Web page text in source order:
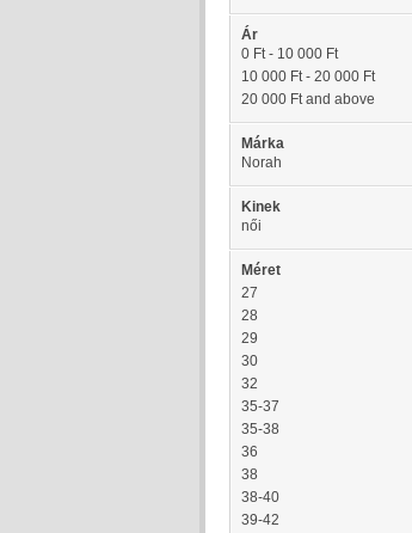
Ár
0 Ft- 10 000 Ft
10 000 Ft- 20 000 Ft
20 000 Ftand above
Márka
Norah
Kinek
női
Méret
27
28
29
30
32
35-37
35-38
36
38
38-40
39-42